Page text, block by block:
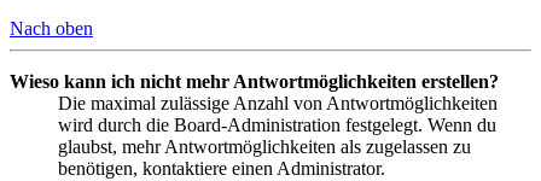
Nach oben
Wieso kann ich nicht mehr Antwortmöglichkeiten erstellen?
Die maximal zulässige Anzahl von Antwortmöglichkeiten
wird durch die Board-Administration festgelegt. Wenn du
glaubst, mehr Antwortmöglichkeiten als zugelassen zu
benötigen, kontaktiere einen Administrator.